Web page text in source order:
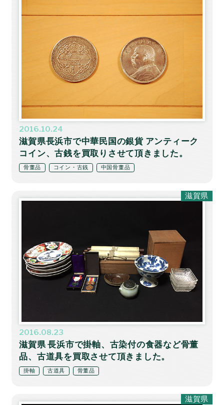
2016.10.24
滋賀県長浜市で中華民国の銀貨 アンティーク
コイン、古銭を買取りさせて頂きました。
骨董品 コイン・古銭 中国骨董品
2016.08.23
滋賀県 長浜市で掛軸、古染付の食器など骨董
品、古道具を買取させて頂きました。
掛軸 古道具 骨董品
滋賀県
滋賀県